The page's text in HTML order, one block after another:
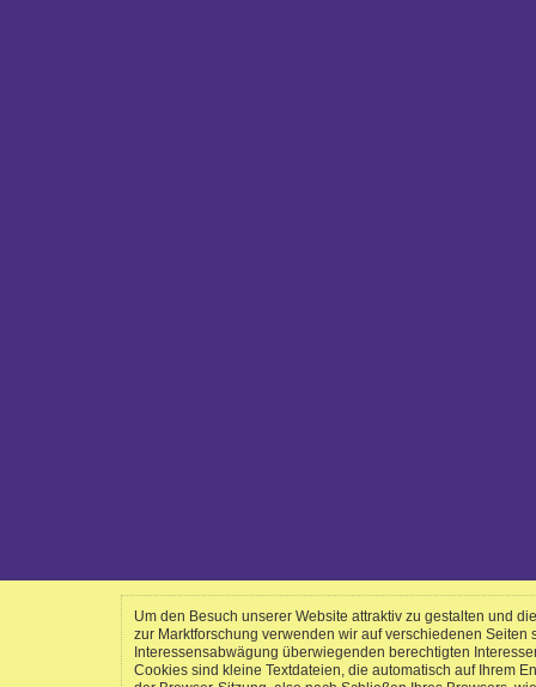
Um den Besuch unserer Website attraktiv zu gestalten und
zur Marktforschung verwenden wir auf verschiedenen
Interessensabwägung überwiegenden berechtigten
Cookies sind kleine Textdateien, die automatisch auf Ihrem